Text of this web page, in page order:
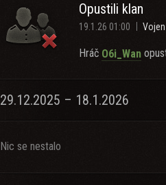
Opustili klan
19.1.26 01:00
Hráč O6i_Wan
29.12.2025 – 18.1.2026
Nic se nestalo